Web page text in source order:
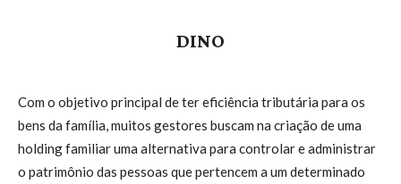
DINO
Com o objetivo principal de ter eficiência tributária para os
bens da família, muitos gestores buscam na criação de uma
holding familiar uma alternativa para controlar e administrar
o patrimônio das pessoas que pertencem a um determinado